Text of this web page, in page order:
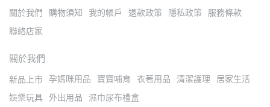
關於我們 購物須知 我的帳戶 退款政策 隱私政策 服務條款
聯絡店家
關於我們
新品上市 孕媽咪用品 寶寶哺育 衣著用品 清潔護理
居家生活
娛樂玩具 外出用品 濕巾尿布禮盒